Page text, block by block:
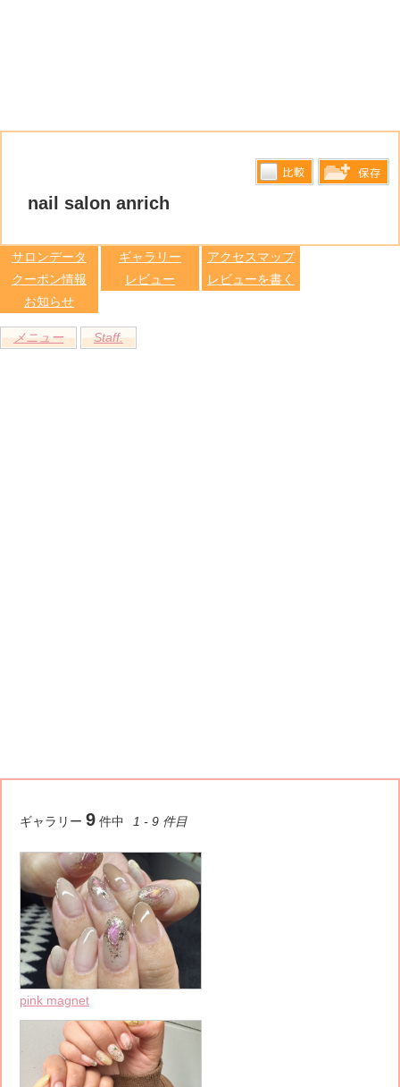
nail salon anrich
サロンデータ ギャラリー
アクセスマップ
クーポン情報
レビュー
レビューを書く
お知らせ
メニュー Staff.
ギャラリー 9 件中 1 - 9 件目
pink magnet